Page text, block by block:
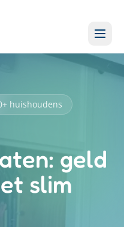
huishoudens
geld
slim